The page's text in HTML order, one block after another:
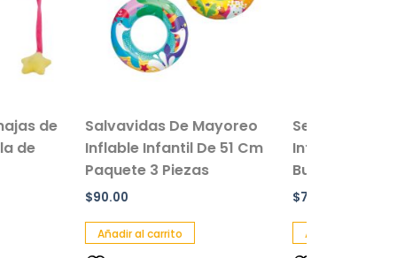
De Mayoreo
De 51 Cm
carrito
Set De Peces De Colores
Infantil Juguetes Para
Buceo
Añadir al carrito